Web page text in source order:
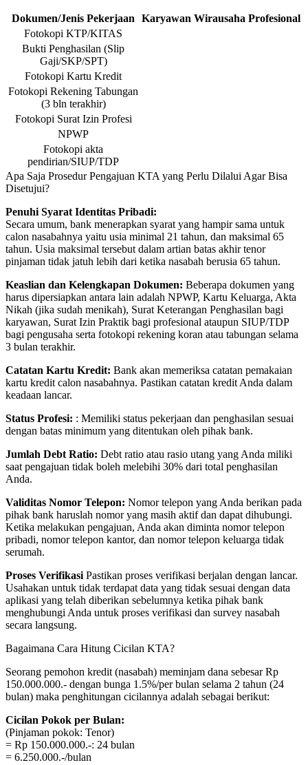
Dokumen/Jenis Pekerjaan Karyawan Wirausaha Profesional
Fotokopi KTP/KITAS
Bukti Penghasilan (Slip
Gaji/SKP/SPT)
Fotokopi Kartu Kredit
Fotokopi Rekening Tabungan
(3 bln terakhir)
Fotokopi Surat Izin Profesi
NPWP
Fotokopi akta
pendirian/SIUP/TDP
Apa Saja Prosedur Pengajuan KTA yang Perlu Dilalui Agar Bisa
Disetujui?
Penuhi Syarat Identitas Pribadi:
Secara umum, bank menerapkan syarat yang hampir sama untuk
calon nasabahnya yaitu usia minimal 21 tahun, dan maksimal 65
tahun. Usia maksimal tersebut dalam artian batas akhir tenor
pinjaman tidak jatuh lebih dari ketika nasabah berusia 65 tahun.
Keaslian dan Kelengkapan Dokumen: Beberapa dokumen yang
harus dipersiapkan antara lain adalah NPWP, Kartu Keluarga, Akta
Nikah (jika sudah menikah), Surat Keterangan Penghasilan bagi
karyawan, Surat Izin Praktik bagi profesional ataupun SIUP/TDP
bagi pengusaha serta fotokopi rekening koran atau tabungan selama
3 bulan terakhir.
Catatan Kartu Kredit: Bank akan memeriksa catatan pemakaian
kartu kredit calon nasabahnya. Pastikan catatan kredit Anda dalam
keadaan lancar.
Status Profesi: : Memiliki status pekerjaan dan penghasilan sesuai
dengan batas minimum yang ditentukan oleh pihak bank.
Jumlah Debt Ratio: Debt ratio atau rasio utang yang Anda miliki
saat pengajuan tidak boleh melebihi 30% dari total penghasilan
Anda.
Validitas Nomor Telepon: Nomor telepon yang Anda berikan pada
pihak bank haruslah nomor yang masih aktif dan dapat dihubungi.
Ketika melakukan pengajuan, Anda akan diminta nomor telepon
pribadi, nomor telepon kantor, dan nomor telepon keluarga tidak
serumah.
Proses VerifikasiPastikan proses verifikasi berjalan dengan lancar.
Usahakan untuk tidak terdapat data yang tidak sesuai dengan data
aplikasi yang telah diberikan sebelumnya ketika pihak bank
menghubungi Anda untuk proses verifikasi dan survey nasabah
secara langsung.
Bagaimana Cara Hitung Cicilan KTA?
Seorang pemohon kredit (nasabah) meminjam dana sebesar Rp
150.000.000.- dengan bunga 1.5%/per bulan selama 2 tahun (24
bulan) maka penghitungan cicilannya adalah sebagai berikut:
Cicilan Pokok per Bulan:
(Pinjaman pokok: Tenor)
= Rp 150.000.000.-: 24 bulan
= 6.250.000.-/bulan